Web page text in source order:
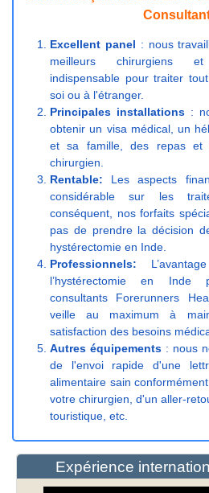
Excellent panel : nous
meilleurs chirurgiens
indispensable pour traiter
soi ou à l'étranger.
Principales installations :
obtenir un visa médical, un
et sa famille, des repas et
chirurgien.
Rentable: Les aspects
considérable sur les
conséquent, nos forfaits
pas de prendre la décision
hystérectomie en Inde.
Professionnels:
l’hystérectomie en Inde
consultants Forerunners
veille au maximum à
satisfaction des besoins
Autres équipements : nous
de l'envoi rapide d'une
alimentaire sain
votre chirurgien, d'un aller-
touristique, etc.
Expérience